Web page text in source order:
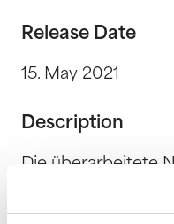
Release Date
15. May 2021
Description
Die überarbeitete
ursprünglich 2017
die Schattenseiten